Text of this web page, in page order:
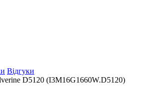
Відгуки
D5120 (I3M16G1660W.D5120)